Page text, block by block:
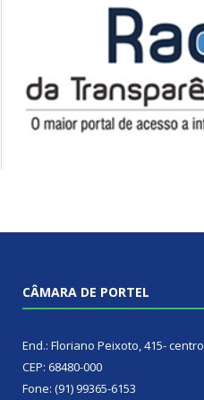
CÂMARA DE PORTEL
End.: Floriano Peixoto, 415- centro
CEP: 68480-000
Fone: (91) 99365-6153